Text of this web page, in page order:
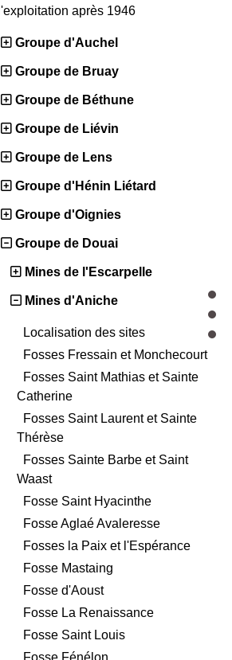
l'exploitation après 1946
Groupe d'Auchel
Groupe de Bruay
Groupe de Béthune
Groupe de Liévin
Groupe de Lens
Groupe d'Hénin Liétard
Groupe d'Oignies
Groupe de Douai
Mines de l'Escarpelle
Mines d'Aniche
Localisation des sites
Fosses Fressain et Monchecourt
Fosses Saint Mathias et Sainte
Catherine
Fosses Saint Laurent et Sainte
Thérèse
Fosses Sainte Barbe et Saint
Waast
Fosse Saint Hyacinthe
Fosse Aglaé Avaleresse
Fosses la Paix et l'Espérance
Fosse Mastaing
Fosse d'Aoust
Fosse La Renaissance
Fosse Saint Louis